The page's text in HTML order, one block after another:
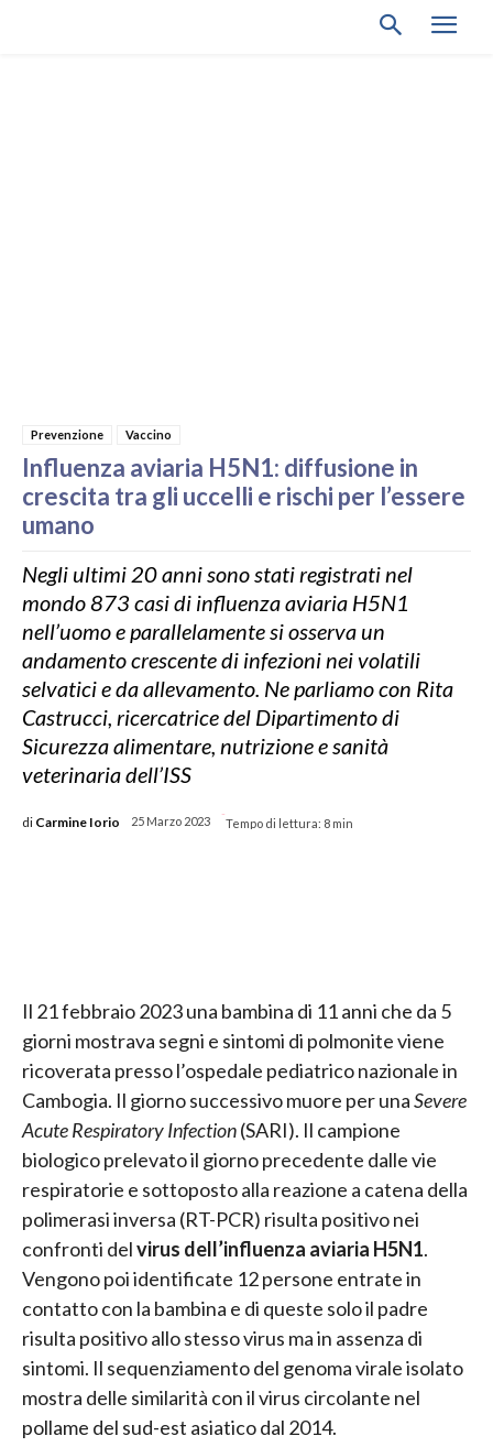
Prevenzione Vaccino
Influenza aviaria H5N1: diffusione in
crescita tra gli uccelli e rischi per l’essere
umano
Negli ultimi 20 anni sono stati registrati nel
mondo 873 casi di influenza aviaria H5N1
nell’uomo e parallelamente si osserva un
andamento crescente di infezioni nei volatili
selvatici e da allevamento. Ne parliamo con Rita
Castrucci, ricercatrice del Dipartimento di
Sicurezza alimentare, nutrizione e sanità
veterinaria dell’ISS
di Carmine Iorio 25 Marzo 2023
-
Tempo di lettura: 8 min
Il 21 febbraio 2023 una bambina di 11 anni che da 5
giorni mostrava segni e sintomi di polmonite viene
ricoverata presso l’ospedale pediatrico nazionale in
Cambogia. Il giorno successivo muore per unaSevere
Acute Respiratory Infection(SARI). Il campione
biologico prelevato il giorno precedente dalle vie
respiratorie e sottoposto alla reazione a catena della
polimerasi inversa (RT-PCR) risulta positivo nei
confronti delvirus dell’influenza aviaria H5N1.
Vengono poi identificate 12 persone entrate in
contatto con la bambina e di queste solo il padre
risulta positivo allo stesso virus ma in assenza di
sintomi. Il sequenziamento del genoma virale isolato
mostra delle similarità con il virus circolante nel
pollame del sud-est asiatico dal 2014.